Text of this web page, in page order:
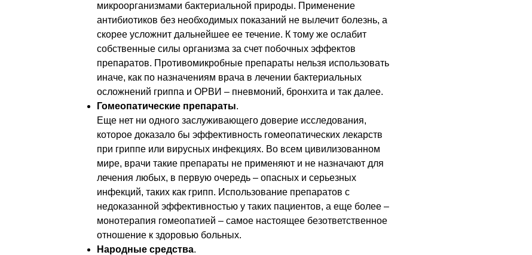
микроорганизмами бактериальной природы. Применение
антибиотиков без необходимых показаний не вылечит болезнь, а
скорее усложнит дальнейшее ее течение. К тому же ослабит
собственные силы организма за счет побочных эффектов
препаратов. Противомикробные препараты нельзя использовать
иначе, как по назначениям врача в лечении бактериальных
осложнений гриппа и ОРВИ – пневмоний, бронхита и так далее.
Гомеопатические препараты.
Еще нет ни одного заслуживающего доверие исследования,
которое доказало бы эффективность гомеопатических лекарств
при гриппе или вирусных инфекциях. Во всем цивилизованном
мире, врачи такие препараты не применяют и не назначают для
лечения любых, в первую очередь – опасных и серьезных
инфекций, таких как грипп. Использование препаратов с
недоказанной эффективностью у таких пациентов, а еще более –
монотерапия гомеопатией – самое настоящее безответственное
отношение к здоровью больных.
Народные средства.